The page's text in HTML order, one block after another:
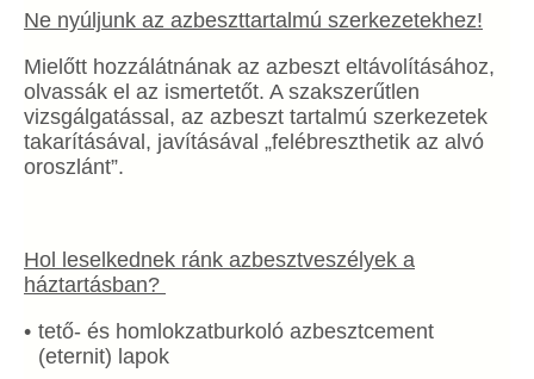
Ne nyúljunk az azbeszttartalmú szerkezetekhez!
Mielőtt hozzálátnának az azbeszt eltávolításához,
olvassák el az ismertetőt. A szakszerűtlen
vizsgálgatással, az azbeszt tartalmú szerkezetek
takarításával, javításával „felébreszthetik az alvó
oroszlánt”.
Hol leselkednek ránk azbesztveszélyek a
háztartásban?
tető- és homlokzatburkoló azbesztcement
(eternit) lapok